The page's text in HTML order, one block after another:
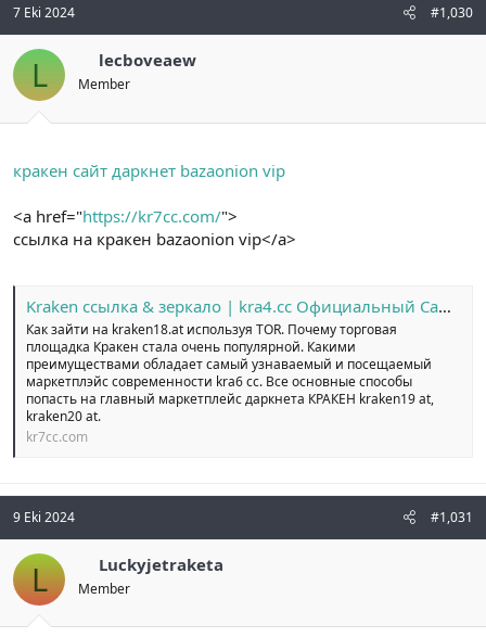
7 Eki 2024 #1,030
L lecboveaew
Member
кракен сайт даркнет bazaonion vip
<a href="https://kr7cc.com/">
ссылка на кракен bazaonion vip</a>
Kraken ссылка & зеркало | kra4.cc Официальный Сайт №1
Как зайти на kraken18.at используя TOR. Почему торговая
площадка Кракен стала очень популярной. Какими
преимуществами обладает самый узнаваемый и посещаемый
маркетплэйс современности kra6 cc. Все основные способы
попасть на главный маркетплейс даркнета КРАКЕН kraken19 at,
kraken20 at.
kr7cc.com
9 Eki 2024 #1,031
L Luckyjetraketa
Member